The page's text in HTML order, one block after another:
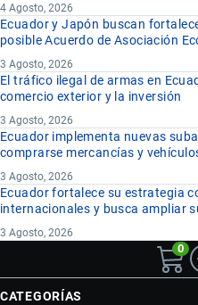
4 Agosto, 2026
Ecuador y Japón buscan
posible Acuerdo de Asociación
3 Agosto, 2026
El tráfico ilegal de armas en
comercio exterior y la inversión
3 Agosto, 2026
Ecuador implementa nuevas
comprarse mercancías y
3 Agosto, 2026
Ecuador fortalece su estrategia
internacionales y busca ampliar
3 Agosto, 2026
0
CATEGORÍAS